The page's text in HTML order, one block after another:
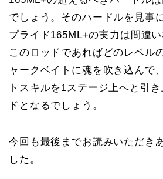
でしょう。そのハードルを見事
プライド165ML+の実力は間違い
このロッドであればどのレベル
ャークベイトに魂を吹き込んで
トスキルを1ステージ上へと引
ドとなるでしょう。
今回も最後までお読みいただき
した。